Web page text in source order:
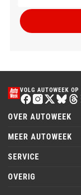
VOLG AUTOWEEK OP
OVER AUTOWEEK
MEER AUTOWEEK
SERVICE
OVERIG